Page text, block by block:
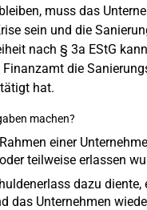
muss das
sein und die
nach § 3a EStG
Finanzamt die
hat.
machen?
einer
teilweise erlassen
dazu diente,
das Unternehmen